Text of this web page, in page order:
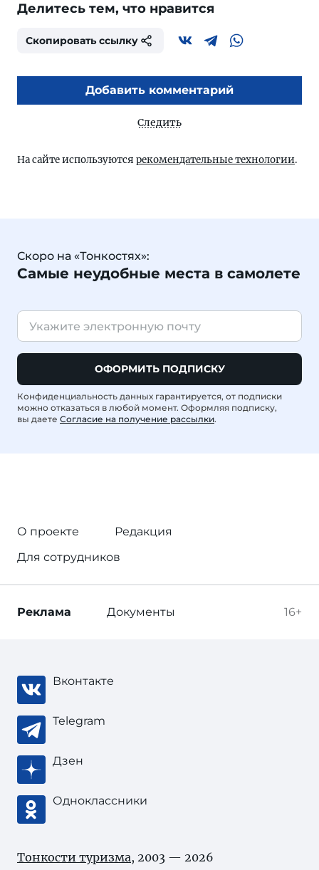
Делитесь тем, что нравится
Скопировать ссылку
Добавить комментарий
Следить
На сайте используются рекомендательные технологии.
Скоро на «Тонкостях»:
Самые неудобные места в самолете
ОФОРМИТЬ ПОДПИСКУ
Конфиденциальность данных гарантируется, от подписки
можно отказаться в любой момент. Оформляя подписку,
вы даете Согласие на получение рассылки.
О проекте
Редакция
Для сотрудников
16+
Реклама Документы
Вконтакте
Telegram
Дзен
Одноклассники
Тонкости туризма, 2003 — 2026